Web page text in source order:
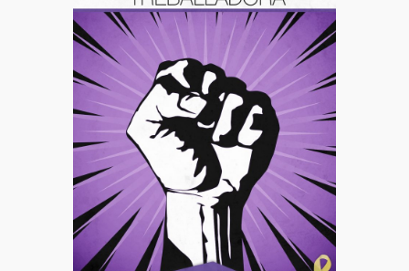
Activitats
Parelles lingüístiques
Material
Documents fundacionals
Octavetes
Plafons
Videos
Participa